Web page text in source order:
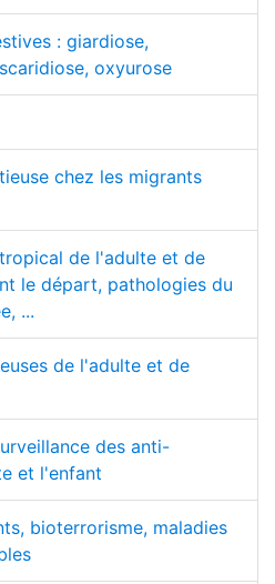
: giardiose,
oxyurose
chez les migrants
de l'adulte et de
le départ, pathologies du
...
de l'adulte et de
des anti-
et l'enfant
bioterrorisme, maladies